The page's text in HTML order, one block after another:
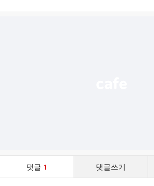
댓글 1 댓글쓰기